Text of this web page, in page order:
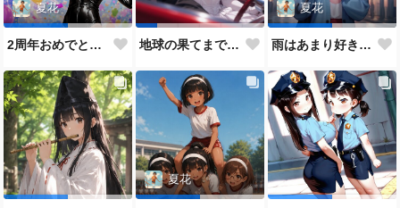
夏花
2周年おめでとうございます。 地球の果てまでレッツラゴー！
夏花
雨はあまり好きでないあのこ
夏花